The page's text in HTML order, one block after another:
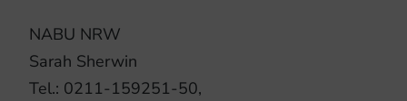
NABU NRW
Sarah Sherwin
Tel.: 0211-159251-50,